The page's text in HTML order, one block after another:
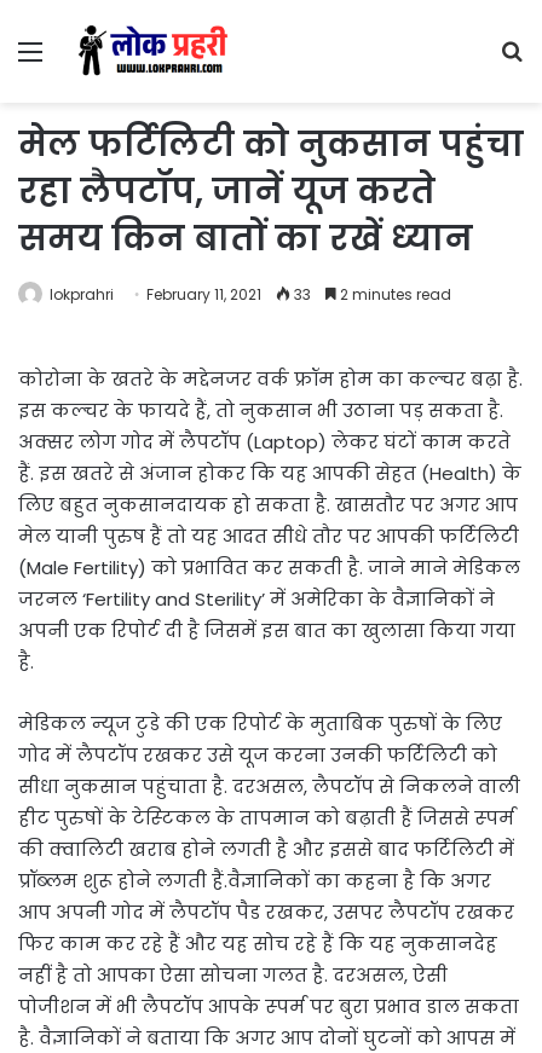
Menu
मेल फर्टिलिटी को नुकसान पहुंचा
रहा लैपटॉप, जानें यूज करते
समय किन बातों का रखें ध्‍यान
lokprahri February 11, 2021 33 2 minutes read
कोरोना के खतरे के मद्देनजर वर्क फ्रॉम होम का कल्‍चर बढ़ा है.
इस कल्‍चर के फायदे हैं, तो नुकसान भी उठाना पड़ सकता है.
अक्‍सर लोग गोद में लैपटॉप (Laptop) लेकर घंटों काम करते
हैं. इस खतरे से अंजान होकर कि यह आपकी सेहत (Health) के
लिए बहुत नुकसानदायक हो सकता है. खासतौर पर अगर आप
मेल यानी पुरुष हैं तो यह आदत सीधे तौर पर आपकी फर्टिलिटी
(Male Fertility) को प्रभावित कर सकती है. जाने माने मेडिकल
जरनल ‘Fertility and Sterility’ में अमेरिका के वैज्ञानिकों ने
अपनी एक रिपोर्ट दी है जिसमें इस बात का खुलासा किया गया
है.
मेडिकल न्‍यूज टुडे की एक रिपोर्ट के मुताबिक पुरुषों के लिए
गोद में लैपटॉप रखकर उसे यूज करना उनकी फर्टिलिटी को
सीधा नुकसान पहुंचाता है. दरअसल, लैपटॉप से निकलने वाली
हीट पुरुषों के टेस्‍ट‍िकल के तापमान को बढ़ाती हैं जिससे स्‍पर्म
की क्‍वालिटी खराब होने लगती है और इससे बाद फर्टिलिटी में
प्रॉब्‍लम शुरू होने लगती हैं.वैज्ञानिकों का कहना है कि अगर
आप अपनी गोद में लैपटॉप पैड रखकर, उसपर लैपटॉप रखकर
फिर काम कर रहे हैं और यह सोच रहे हैं कि यह नुकसानदेह
नहीं है तो आपका ऐसा सोचना गलत है. दरअसल, ऐसी
पोजीशन में भी लैपटॉप आपके स्‍पर्म पर बुरा प्रभाव डाल सकता
है. वैज्ञानिकों ने बताया कि अगर आप दोनों घुटनों को आपस में